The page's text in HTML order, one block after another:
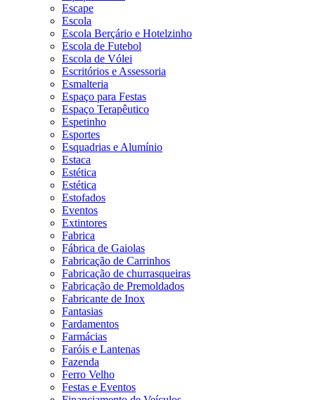
Escape
Escola
Escola Berçário e Hotelzinho
Escola de Futebol
Escola de Vólei
Escritórios e Assessoria
Esmalteria
Espaço para Festas
Espaço Terapêutico
Espetinho
Esportes
Esquadrias e Alumínio
Estaca
Estética
Estética
Estofados
Eventos
Extintores
Fabrica
Fábrica de Gaiolas
Fabricação de Carrinhos
Fabricação de churrasqueiras
Fabricação de Premoldados
Fabricante de Inox
Fantasias
Fardamentos
Farmácias
Faróis e Lantenas
Fazenda
Ferro Velho
Festas e Eventos